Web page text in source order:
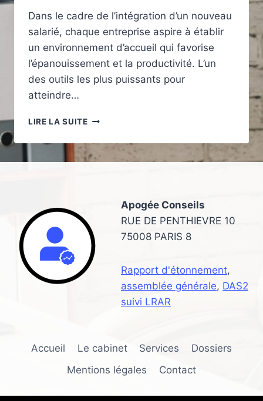
Dans le cadre de l’intégration d’un nouveau
salarié, chaque entreprise aspire à établir
un environnement d’accueil qui favorise
l’épanouissement et la productivité. L’un
des outils les plus puissants pour
atteindre…
LIRE LA SUITECOMMENT
UN
RAPPORT
ENTREPRISEApogée Conseils
RUE DE PENTHIEVRE 10
75008 PARIS 8
Rapport d'étonnement,
assemblée générale, DAS2
suivi LRAR
Accueil Le cabinet Services
Dossiers
Mentions légales
Contact